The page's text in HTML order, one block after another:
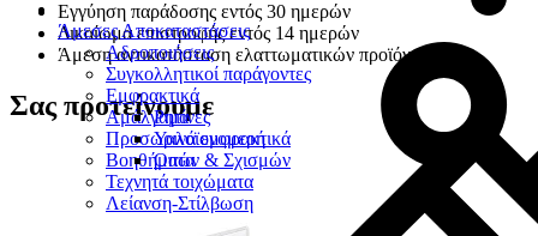
Άμεσες Αποκαταστάσεις
Αδροποιήσεις
Συγκολλητικοί παράγοντες
Εμφρακτικά
Ρητίνες
Υαλοϊονομερή
Οπών & Σχισμών
Αμάλγαμα
Προσωρινά εμφρακτικά
Βοηθήματα
Τεχνητά τοιχώματα
Λείανση-Στίλβωση
Εγγύηση παράδοσης εντός 30 ημερών
Δικαίωμα επιστροφής εντός 14 ημερών
Άμεση αντικατάσταση ελαττωματικών προϊόντων
Σας προτείνουμε